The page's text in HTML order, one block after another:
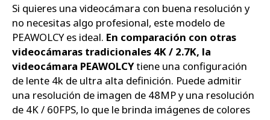
Si quieres una videocámara con buena resolución y
no necesitas algo profesional, este modelo de
PEAWOLCY es ideal. En comparación con otras
videocámaras tradicionales 4K / 2.7K, la
videocámara PEAWOLCYtiene una configuración
de lente 4k de ultra alta definición. Puede admitir
una resolución de imagen de 48MP y una resolución
de 4K / 60FPS, lo que le brinda imágenes de colores